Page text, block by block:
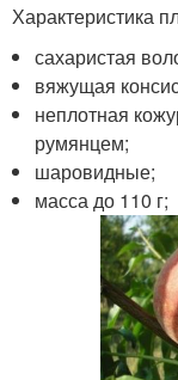
Характеристика
сахаристая
вяжущая
неплотная
румянцем;
шаровидные;
масса до 110 г;